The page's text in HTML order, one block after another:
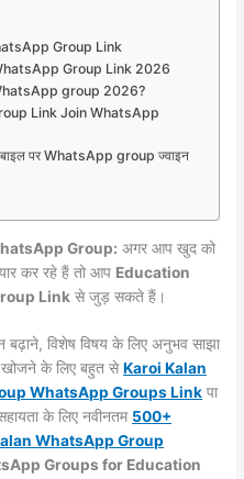
Group Link
Group Link 2026
group 2026?
Link Join WhatsApp
पर WhatsApp group ज्वाइन
Group: अगर आप खुद को
कर रहे हैं तो आप Education
Link से जुड़ सकते हैं।
बढ़ाने, विशेष विषय के लिए अनुभव साझा
खोजने के लिए बहुत सेKaroi Kalan
WhatsApp GroupsLink पा
के लिए नवीनतम 500+
WhatsApp Group
Groups for Education